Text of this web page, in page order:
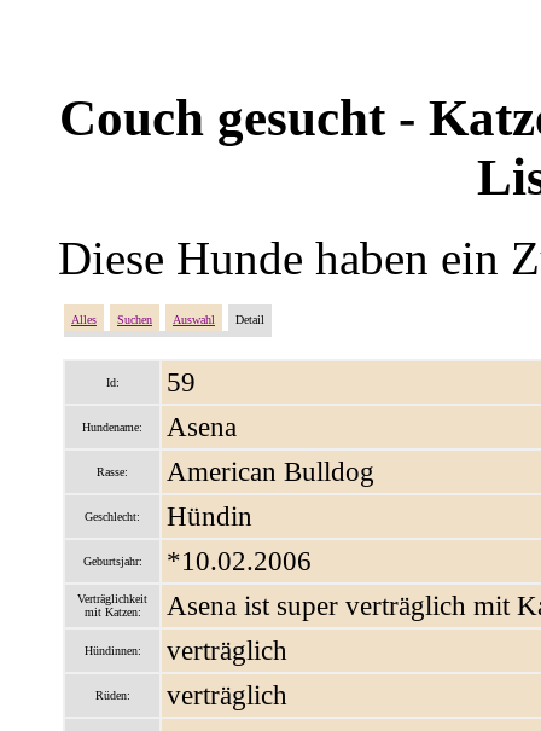
Couch gesucht -
Diese Hunde haben ein
Alles Suchen Auswahl Detail
Id: 59
Hundename: Asena
Rasse: American Bulldog
Geschlecht: Hündin
Geburtsjahr: *10.02.2006
Verträglichkeit
mit Katzen:
Asena ist super verträglich mit
Hündinnen: verträglich
Rüden: verträglich